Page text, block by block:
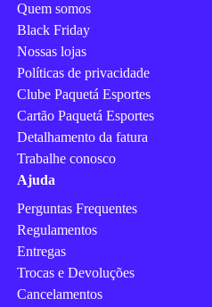
Quem somos
Black Friday
Nossas lojas
Políticas de privacidade
Clube Paquetá Esportes
Cartão Paquetá Esportes
Detalhamento da fatura
Trabalhe conosco
Ajuda
Perguntas Frequentes
Regulamentos
Entregas
Trocas e Devoluções
Cancelamentos